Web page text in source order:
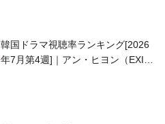
韓国ドラマ視聴率ランキング[2026
年7月第4週]｜アン・ヒヨン（EXID